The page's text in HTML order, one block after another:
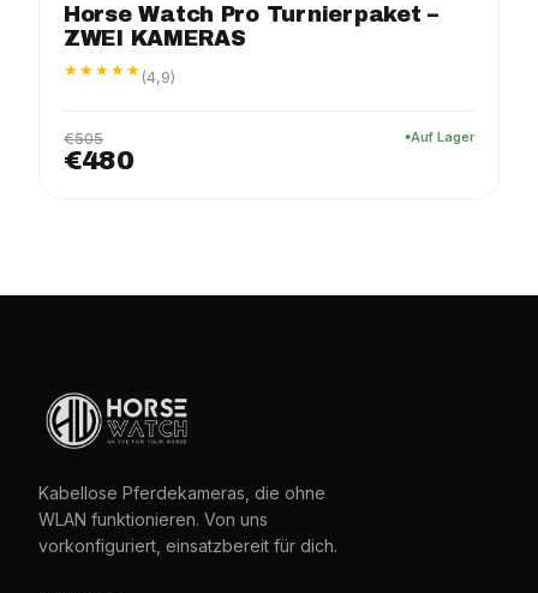
Horse Watch Pro Turnierpaket –
ZWEI KAMERAS
★★★★★ (4,9)
€505
€480
Auf Lager
Kabellose Pferdekameras, die ohne
WLAN funktionieren. Von uns
vorkonfiguriert, einsatzbereit für dich.